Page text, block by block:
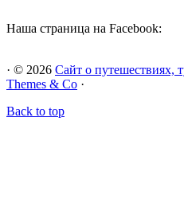
Наша страница на Facebook:
· © 2026 Сайт о путешествиях,
Themes & Co ·
Back to top